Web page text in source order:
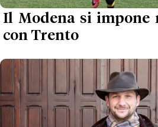
Il Modena si impone
con Trento